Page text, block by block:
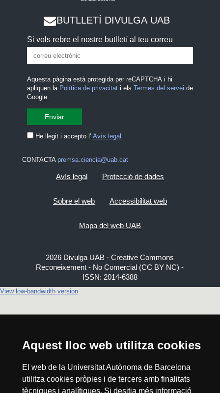
Aquest lloc web utilitza cookies
El web de la Universitat Autònoma de Barcelona
utilitza cookies pròpies i de tercers amb finalitats
tècniques i analítiques. Si desitja més informació
BUTLLETÍ DIVULGA UAB
Si vols rebre el nostre butlletí al teu correu
Aquesta pàgina està protegida per reCAPTCHA i hi
apliquen la Política de privacitati els Termes del servei de
Google.
He llegit i accepto l' Avís legal
CONTACTA premsa.ciencia@uab.cat
Avís legal Protecció de dades
Sobre el web Accessibilitat web
Mapa del web UAB
2026 Divulga UAB - Creative Commons
Reconeixement - No Comercial (CC BY NC) -
ISSN: 2014-6388
View low-bandwidth version